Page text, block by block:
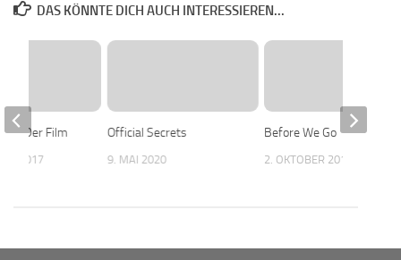
DAS KÖNNTE DICH AUCH INTERESSIEREN...
Official Secrets
9. MAI 2020
Before We Go
2. OKTOBER 2017
– Der Film
2017